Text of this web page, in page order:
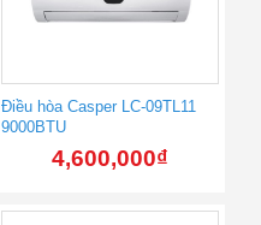
Điều hòa Casper LC-09TL11
9000BTU
4,600,000₫